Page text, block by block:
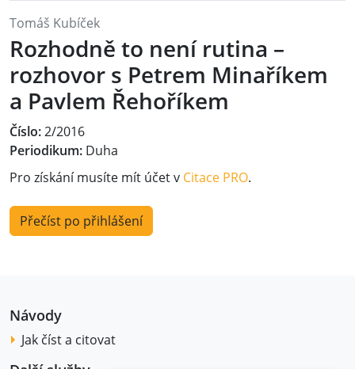
Tomáš Kubíček
Rozhodně to není rutina –
rozhovor s Petrem Minaříkem
a Pavlem Řehoříkem
Číslo:2/2016
Periodikum: Duha
Pro získání musíte mít účet v Citace PRO.
Přečíst po přihlášení
Návody
Jak číst a citovat